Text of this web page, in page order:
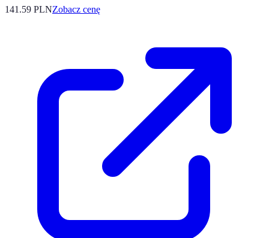
141.59 PLNZobacz cenę